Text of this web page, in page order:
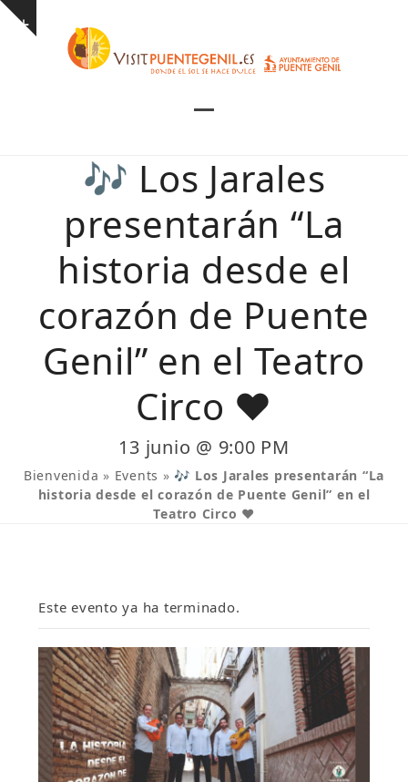
Skip
Show
mobile
menu
mobile
menu
🎶 Los Jarales
presentarán “La
historia desde el
corazón de Puente
Genil” en el Teatro
Circo ❤️
13 junio @ 9:00 PM
Bienvenida » Events » 🎶 Los Jarales presentarán “La
historia desde el corazón de Puente Genil” en el
Teatro Circo ❤️
Este evento ya ha terminado.